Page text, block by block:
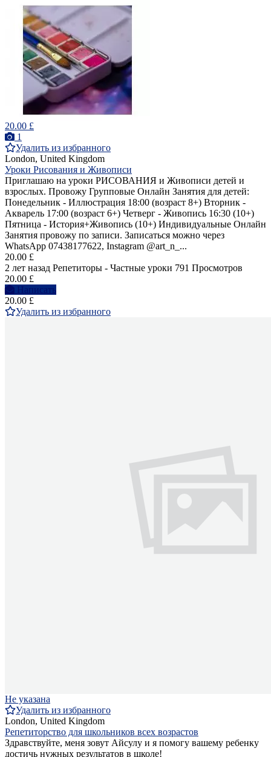
20.00 £
1
Удалить из избранного
London, United Kingdom
Уроки Рисования и Живописи
Приглашаю на уроки РИСОВАНИЯ и Живописи детей и
взрослых. Провожу Групповые Онлайн Занятия для детей:
Понедельник - Иллюстрация 18:00 (возраст 8+) Вторник -
Акварель 17:00 (возраст 6+) Четверг - Живопись 16:30 (10+)
Пятница - История+Живопись (10+) Индивидуальные Онлайн
Занятия провожу по записи. Записаться можно через
WhatsApp 07438177622, Instagram @art_n_...
20.00 £
2 лет назад Репетиторы - Частные уроки 791 Просмотров
20.00 £
Написать
20.00 £
Удалить из избранного
Не указана
Удалить из избранного
London, United Kingdom
Репетиторство для школьников всех возрастов
Здравствуйте, меня зовут Айсулу и я помогу вашему ребенку
достичь нужных результатов в школе!